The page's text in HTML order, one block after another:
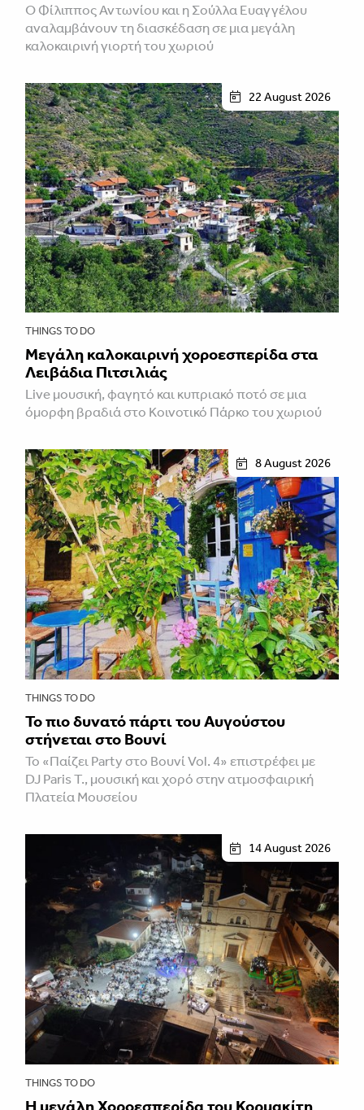
Ο Φίλιππος Αντωνίου και η Σούλλα Ευαγγέλου
αναλαμβάνουν τη διασκέδαση σε μια μεγάλη
καλοκαιρινή γιορτή του χωριού
22 August 2026
THINGS TO DO
Μεγάλη καλοκαιρινή χοροεσπερίδα στα
Λειβάδια Πιτσιλιάς
Live μουσική, φαγητό και κυπριακό ποτό σε μια
όμορφη βραδιά στο Κοινοτικό Πάρκο του χωριού
8 August 2026
THINGS TO DO
Το πιο δυνατό πάρτι του Αυγούστου
στήνεται στο Βουνί
Το «Παίζει Party στο Βουνί Vol. 4» επιστρέφει με
DJ Paris T., μουσική και χορό στην ατμοσφαιρική
Πλατεία Μουσείου
14 August 2026
THINGS TO DO